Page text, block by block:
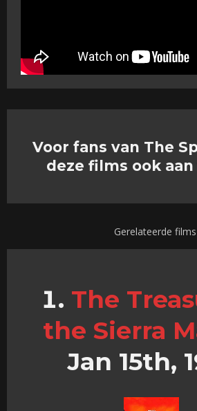
Voor fans van The
deze films ook
Gerelateerde films
The
the Sierra
Jan 15th,